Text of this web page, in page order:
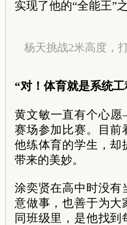
实现了他的“全能王”之
杨天挑战2米高度，
“对！体育就是系统工
黄文敏一直有个心
赛场参加比赛。目前
他练体育的学生，却
带来的美妙。
涂奕贤在高中时没有
意做事，也善于为大
同班级里，是他找